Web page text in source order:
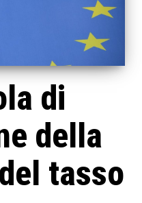
di
della
tasso